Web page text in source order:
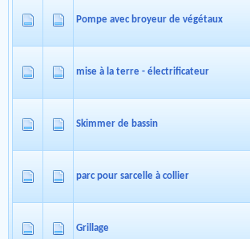
Pompe avec broyeur de végétaux
mise à la terre - électrificateur
Skimmer de bassin
parc pour sarcelle à collier
Grillage